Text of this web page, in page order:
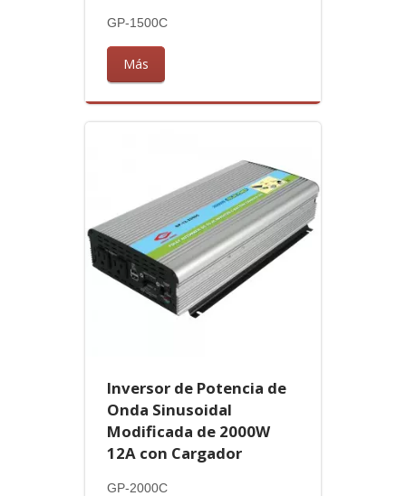
GP-1500C
Más
Inversor de Potencia de
Onda Sinusoidal
Modificada de 2000W
12A con Cargador
GP-2000C